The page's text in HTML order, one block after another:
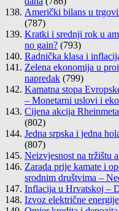
Američki bilans u
(787)
Kratki i srednji rok u
no gain? (793)
Radnička klasa i
Zelena ekonomija u
napredak (799)
Kamatna stopa
– Monetarni uslovi i
Cijena akcija
(802)
Jedna srpska i jedna
(807)
Neizvjesnost na tržištu
Zarada prije kamate i
srodnim društvima –
Inflacija u Hrvatskoj –
Izvoz električne